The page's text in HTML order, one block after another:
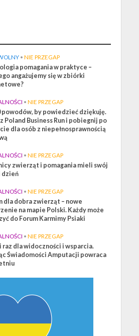
• NIE PRZEGAP
pomagania w praktyce –
angażujemy się w zbiórki
• NIE PRZEGAP
powodów, by powiedzieć dziękuję.
Poland Business Run i pobiegnij po
dla osób z niepełnosprawnością
• NIE PRZEGAP
zwierząt i pomagania mieli swój
dzień
• NIE PRZEGAP
dla dobra zwierząt – nowe
na mapie Polski. Każdy może
do Forum Karmimy Psiaki
• NIE PRZEGAP
raz dla widoczności i wsparcia.
Świadomości Amputacji powraca